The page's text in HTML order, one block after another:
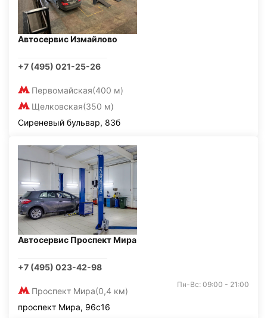
Автосервис Измайлово
+7 (495) 021-25-26
Первомайская(400 м)
Щелковская(350 м)
Сиреневый бульвар, 83б
Автосервис Проспект Мира
+7 (495) 023-42-98
Проспект Мира(0,4 км)
Пн-Вс: 09:00 - 21:00
проспект Мира, 96с16